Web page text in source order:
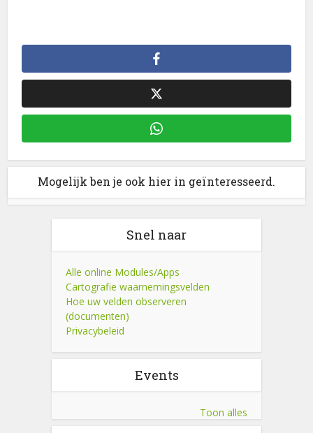
Mogelijk ben je ook hier in geïnteresseerd.
Snel naar
Alle online Modules/Apps
Cartografie waarnemingsvelden
Hoe uw velden observeren
(documenten)
Privacybeleid
Events
Toon alles